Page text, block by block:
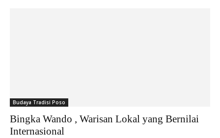
Budaya Tradisi Poso
Bingka Wando , Warisan Lokal yang Bernilai
Internasional